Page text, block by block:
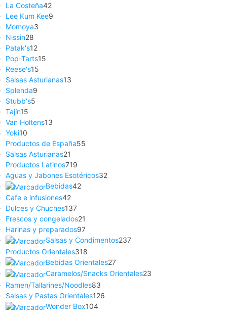
La Costeña42
Lee Kum Kee9
Momoya3
Nissin28
Patak's12
Pop-Tarts15
Reese's15
Salsas Asturianas13
Splenda9
Stubb's5
Tajín15
Van Holtens13
Yoki10
Productos de España55
Salsas Asturianas21
Productos Latinos719
Aguas y Jabones Esotéricos32
Bebidas42
Cafe e infusiones42
Dulces y Chuches137
Frescos y congelados21
Harinas y preparados97
Salsas y Condimentos237
Productos Orientales318
Bebidas Orientales27
Caramelos/Snacks Orientales23
Ramen/Tallarines/Noodles83
Salsas y Pastas Orientales126
Wonder Box104